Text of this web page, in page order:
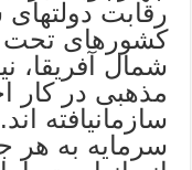
رقابت دولتهای
کشورهای تحت
شمال آفریقا،
مذهبی در کار
سازمانیافته
سرمایه به هر